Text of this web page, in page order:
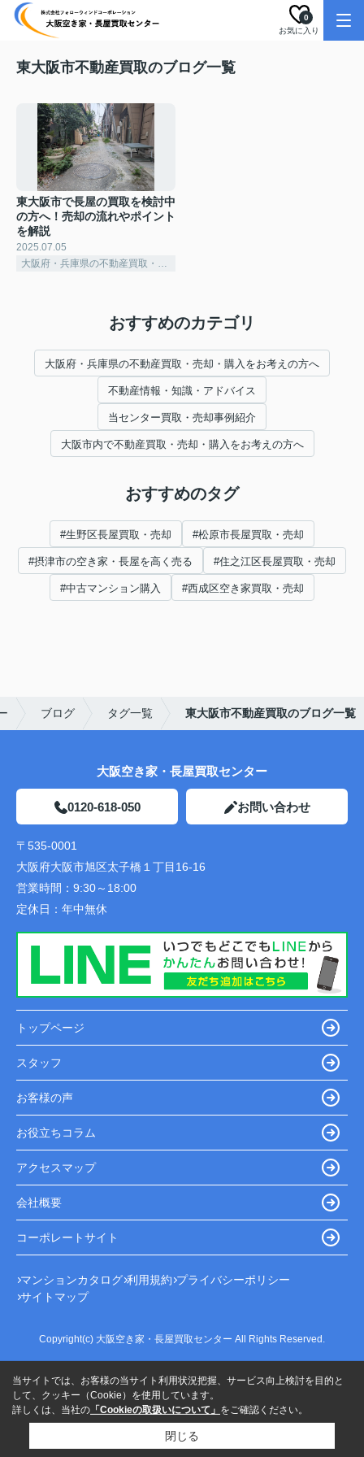
お気に入り
0
東大阪市不動産買取のブログ一覧
東大阪市で長屋の買取を検討中
の方へ！売却の流れやポイント
を解説
2025.07.05
おすすめのカテゴリ
大阪府・兵庫県の不動産買取・売却・購入をお考えの方へ
不動産情報・知識・アドバイス
当センター買取・売却事例紹介
大阪市内で不動産買取・売却・購入をお考えの方へ
おすすめのタグ
#生野区長屋買取・売却 #松原市長屋買取・売却
#摂津市の空き家・長屋を高く売る #住之江区長屋買取・売却
#中古マンション購入 #西成区空き家買取・売却
ブログ タグ一覧 東大阪市不動産買取のブログ一覧
大阪空き家・長屋買取センター
0120-618-050 お問い合わせ
〒535-0001
大阪府大阪市旭区太子橋１丁目16-16
営業時間： 9:30～18:00
定休日： 年中無休
トップページ
スタッフ
お客様の声
お役立ちコラム
アクセスマップ
会社概要
コーポレートサイト
マンションカタログ 利用規約 プライバシーポリシー
サイトマップ
Copyright(c) 大阪空き家・長屋買取センター All Rights Reserved.
当サイトでは、お客様の当サイト利用状況把握、サービス向上検討を目的と
して、クッキー（Cookie）を使用しています。
詳しくは、当社の 「Cookieの取扱いについて」 をご確認ください。
閉じる